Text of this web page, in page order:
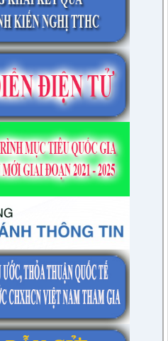
2024 của TT HĐND huyện